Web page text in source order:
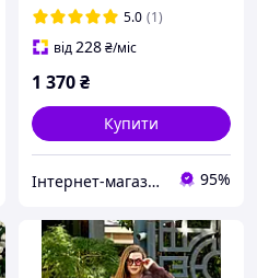
5.0 (1)
від228₴/міс
1 370₴
Купити
Інтернет-магазин одягу та взуття KedON 95%